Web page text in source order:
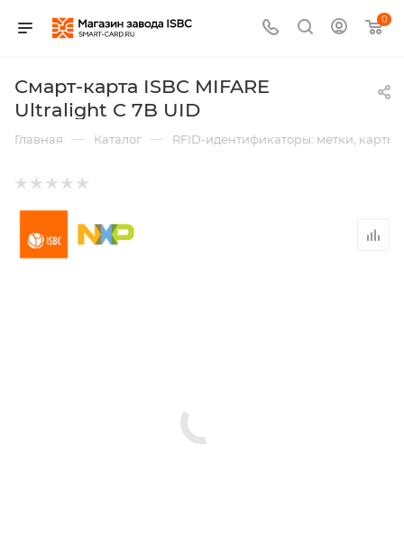
0
Смарт-карта ISBC MIFARE
Ultralight C 7B UID
Главная — Каталог — RFID-идентификаторы: метки,